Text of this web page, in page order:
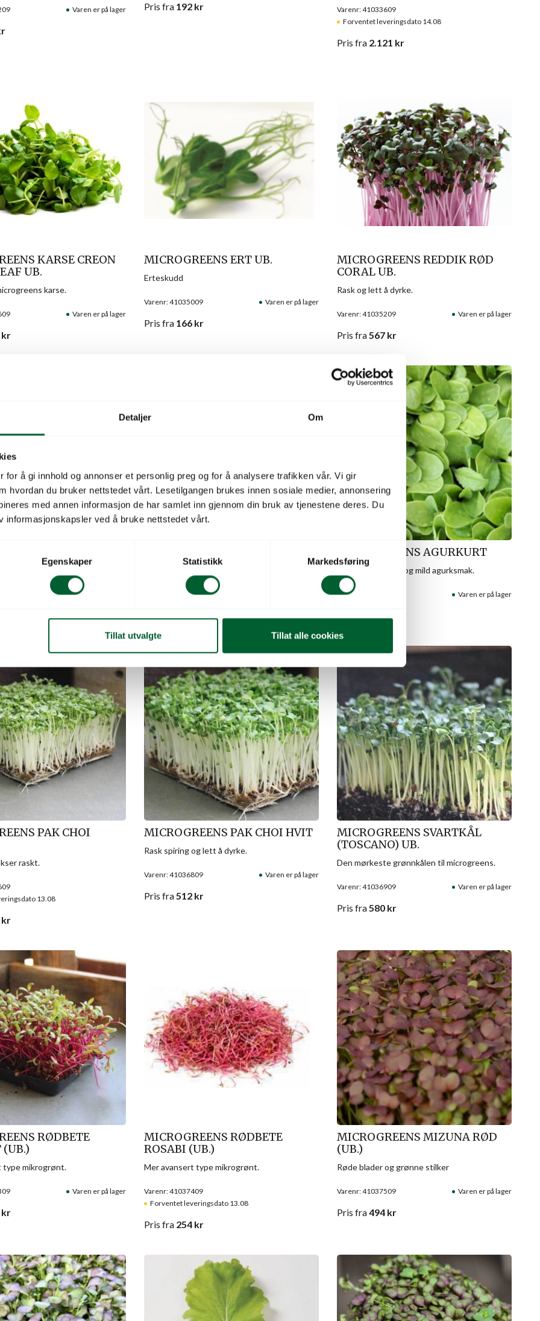
Detaljer Om
for å gi innhold og annonser et personlig preg og for å analysere trafikken vår. Vi gir
hvordan du bruker nettstedet vårt. Lesetilgangen brukes innen sosiale medier, annonsering
med annen informasjon de har samlet inn gjennom din bruk av tjenestene deres. Du
informasjonskapsler ved å bruke nettstedet vårt.
Egenskaper Statistikk Markedsføring
Tillat utvalgte Tillat alle cookies
Varen er på lager Pris fra 192kr
Varenr: 41033609
Forventet leveringsdato 14.08
Pris fra 2.121 kr
KARSE CREON
UB.
Varen er på lager
karse.
kr
MICROGREENS ERT UB.
Varenr: 41035009 Varen er på lager
Erteskudd
Pris fra 166kr
MICROGREENS REDDIK RØD
CORAL UB.
Varenr: 41035209 Varen er på lager
Rask og lett å dyrke.
Pris fra567kr
Varen er på lager Varenr: 41035509
Prisfra773kr
MICROGREENS AGURKURT
Varenr: 41036509 Varen er på lager
Ren, forfriskende og mild agurksmak.
Prisfra661kr
PAK CHOI
13.08
raskt.
kr
MICROGREENS PAK CHOI HVIT
Varenr: 41036809 Varen er på lager
Rask spiring og lett å dyrke.
Pris fra512kr
MICROGREENS SVARTKÅL
(TOSCANO) UB.
Varenr: 41036909 Varen er på lager
Den mørkeste grønnkålen til microgreens.
Pris fra580kr
RØDBETE
(UB.)
Varen er på lager
type mikrogrønt.
kr
MICROGREENS RØDBETE
ROSABI (UB.)
Varenr: 41037409
Forventet leveringsdato 13.08
Mer avansert type mikrogrønt.
Pris fra 254kr
MICROGREENS MIZUNA RØD
(UB.)
Varenr: 41037509 Varen er på lager
Røde blader og grønne stilker
Pris fra494kr